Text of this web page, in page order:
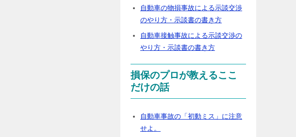
自動車の物損事故による示談交渉
のやり方・示談書の書き方
自動車接触事故による示談交渉の
やり方・示談書の書き方
損保のプロが教えるここ
だけの話
自動車事故の「初動ミス」に注意
せよ。